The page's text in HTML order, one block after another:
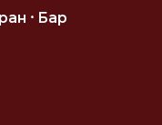
⸱ Бар